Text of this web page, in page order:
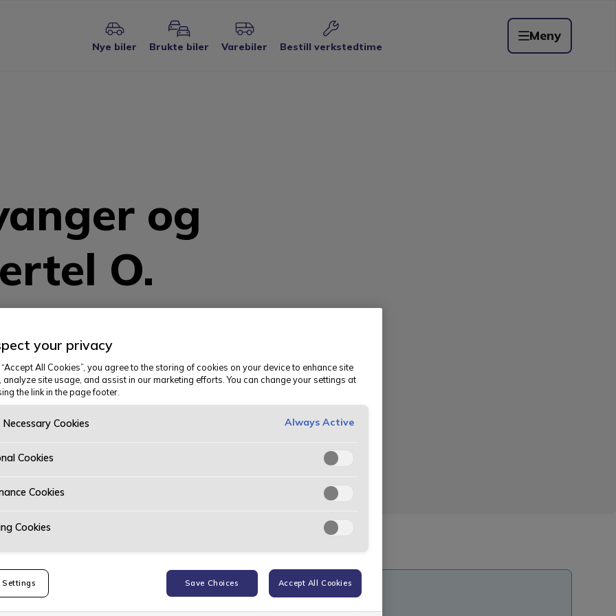
Nye biler Brukte biler Varebiler Bestill verkstedtime
Meny
og
O.
Hos Bertel O. Steen
avtaler og personlig service –
i Sandnes.
your privacy
All Cookies”, you agree to the storing of cookies on your device to enhance site
analyze site usage, and assist in our marketing efforts. You can change your settings at
the link in the page footer.
Cookies Always Active
Cookies
Cookies
Cookies
Settings Save Choices Accept All Cookies